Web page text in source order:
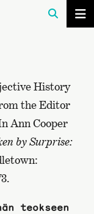
History
the Editor
Ann Cooper
by Surprise:
teokseen